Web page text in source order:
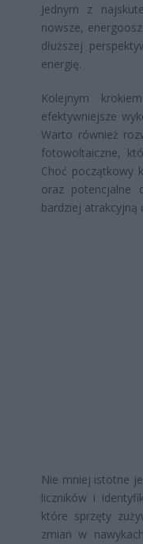
Jednym z
nowsze,
dłuższej
energię.
Kolejnym
efektywniejsze
Warto również
fotowoltaiczne,
Choć początkowy
oraz potencjalne
bardziej atrakcyjną
Nie mniej istotne
liczników i
które sprzęty
zmian w